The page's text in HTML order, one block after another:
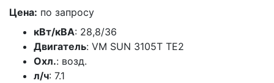
Цена: по запросу
кВт/кВА: 28,8/36
Двигатель: VM SUN 3105T TE2
Охл.: возд.
л/ч: 7.1